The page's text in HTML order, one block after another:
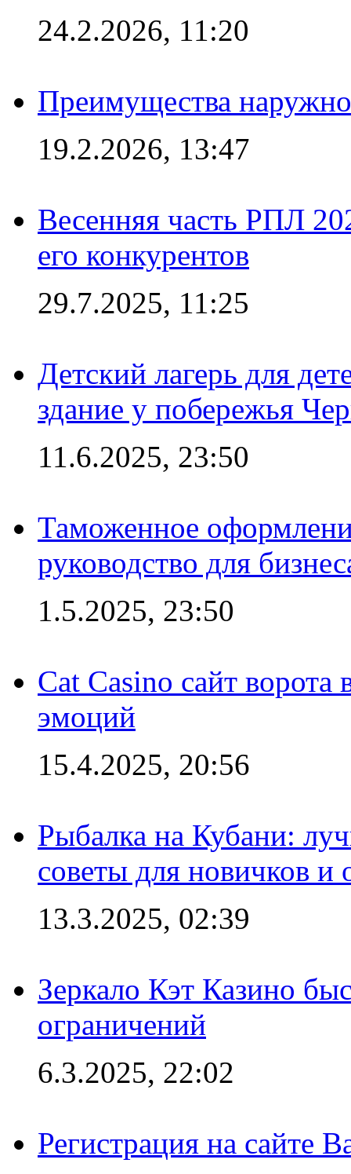
24.2.2026, 11:20
Преимущества
19.2.2026, 13:47
Весенняя часть РПЛ
его конкурентов
29.7.2025, 11:25
Детский лагерь для
здание у побережья
11.6.2025, 23:50
Таможенное
руководство для
1.5.2025, 23:50
Cat Casino сайт
эмоций
15.4.2025, 20:56
Рыбалка на Кубани:
советы для новичков
13.3.2025, 02:39
Зеркало Кэт Казино
ограничений
6.3.2025, 22:02
Регистрация на сайте